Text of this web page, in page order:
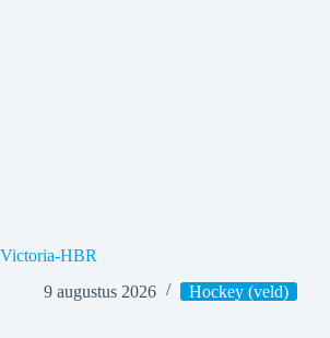
Victoria-HBR
9 augustus 2026
Hockey (veld)